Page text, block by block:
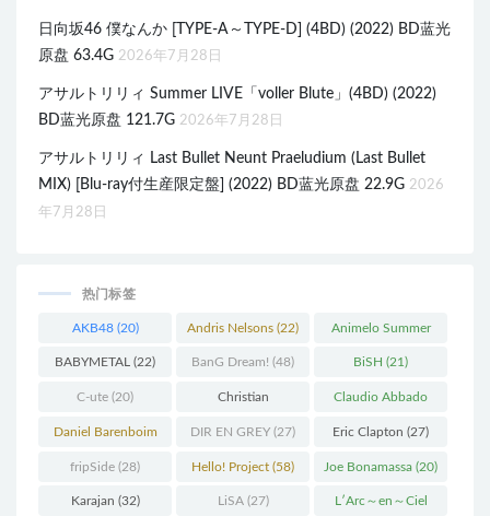
日向坂46 僕なんか [TYPE-A～TYPE-D] (4BD) (2022) BD蓝光
原盘 63.4G 2026年7月28日
アサルトリリィ Summer LIVE「voller Blute」(4BD) (2022)
BD蓝光原盘 121.7G 2026年7月28日
アサルトリリィ Last Bullet Neunt Praeludium (Last Bullet
MIX) [Blu-ray付生産限定盤] (2022) BD蓝光原盘 22.9G 2026
年7月28日
热门标签
AKB48(20) Andris Nelsons (22) Animelo Summer
Live(34)
BABYMETAL (22) BanG Dream! (48) BiSH (21)
C-ute (20) Christian
Thielemann(36)
Claudio Abbado
(25)
Daniel Barenboim
(37)
DIR EN GREY (27) Eric Clapton (27)
fripSide (28) Hello! Project (58) Joe Bonamassa (20)
Karajan (32) LiSA(27) L′Arc～en～Ciel